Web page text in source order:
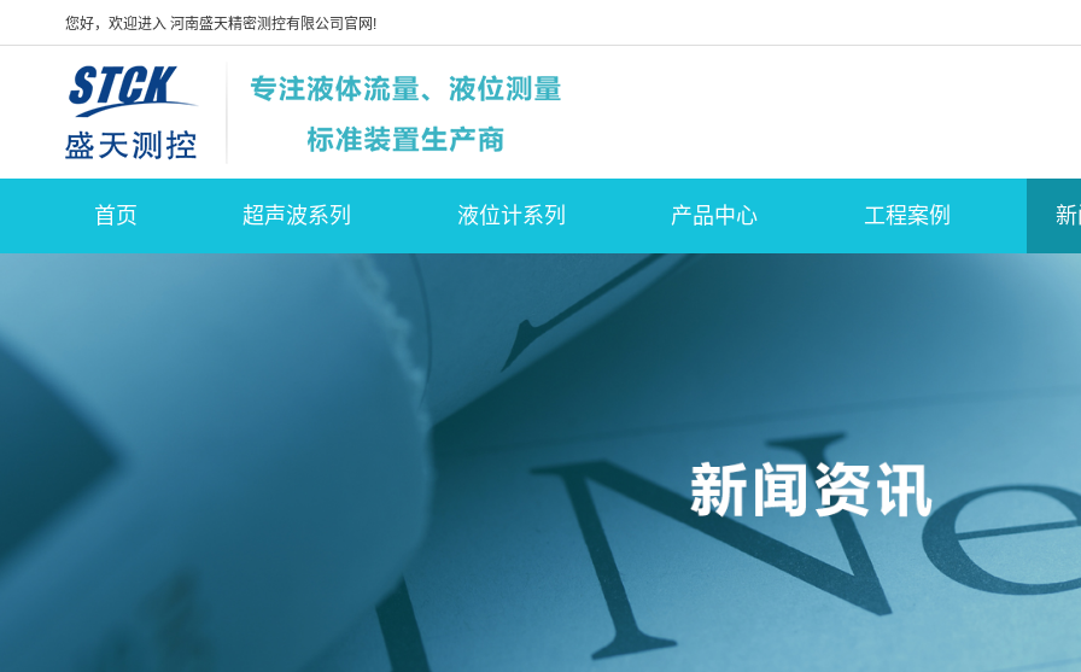
您好，欢迎进入 河南盛天精密测控有限公司官网!
首页 超声波系列 液位计系列 产品中心 工程案例